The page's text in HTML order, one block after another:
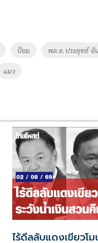
ป้อม พล.อ.ประยุทธ์ จั
แมว
ไร้ดีลลับแดงเขียวโม